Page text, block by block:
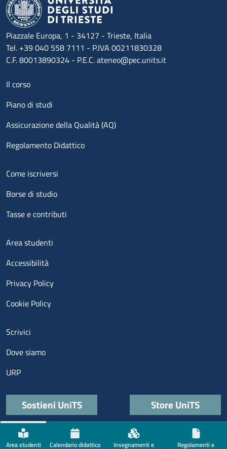
Area studenti Calendario didattico Insegnamenti e Regolamenti e
Piazzale Europa, 1 - 34127 - Trieste, Italia
Tel. +39 040 558 7111 - P.IVA 00211830328
C.F. 80013890324 - P.E.C. ateneo@pec.units.it
Menu footer 1
Il corso
Piano di studi
Assicurazione della Qualità (AQ)
Regolamento Didattico
Menu footer 2
Come iscriversi
Borse di studio
Tasse e contributi
Menu footer 3
Area studenti
Accessibilità
Privacy Policy
Cookie Policy
Menu contatti
Scrivici
Dove siamo
URP
Quick links
Sostieni UniTS Store UniTS
Menù social